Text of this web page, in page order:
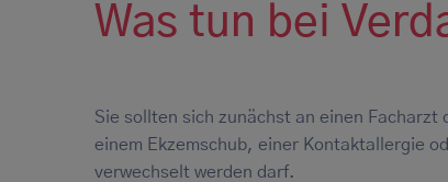
Was tun bei
Sie sollten sich zunächst an einen
einem Ekzemschub, einer Kontaktallergie
verwechselt werden darf.